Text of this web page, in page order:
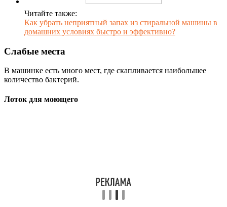
Читайте также:
Как убрать неприятный запах из стиральной машины в
домашних условиях быстро и эффективно?
Слабые места
В машинке есть много мест, где скапливается наибольшее
количество бактерий.
Лоток для моющего